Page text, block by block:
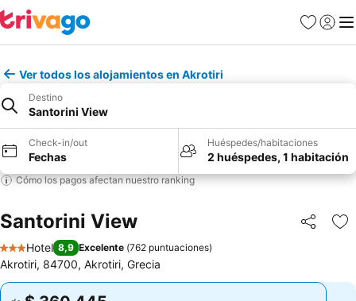
Favoritos
Iniciar
Ver todos los alojamientos en Akrotiri
Destino
Santorini View
Check-in/out
Fechas
Huéspedes/habitaciones
2 huéspedes, 1 habitación
Cómo los pagos afectan nuestro ranking
Santorini View Compartir
3 Estrellas
Hotel 8,9 Excelente (762 puntuaciones)
Akrotiri, 84700, Akrotiri, Grecia